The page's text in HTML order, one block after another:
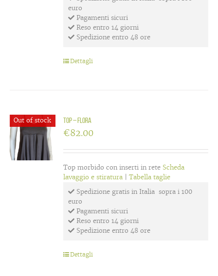
euro
Pagamenti sicuri
Reso entro 14 giorni
Spedizione entro 48 ore
Dettagli
Out of stock Top – flora
€82.00
Top morbido con inserti in rete Scheda
lavaggio e stiratura |Tabella taglie
Spedizione gratis in Italia sopra i 100
euro
Pagamenti sicuri
Reso entro 14 giorni
Spedizione entro 48 ore
Dettagli